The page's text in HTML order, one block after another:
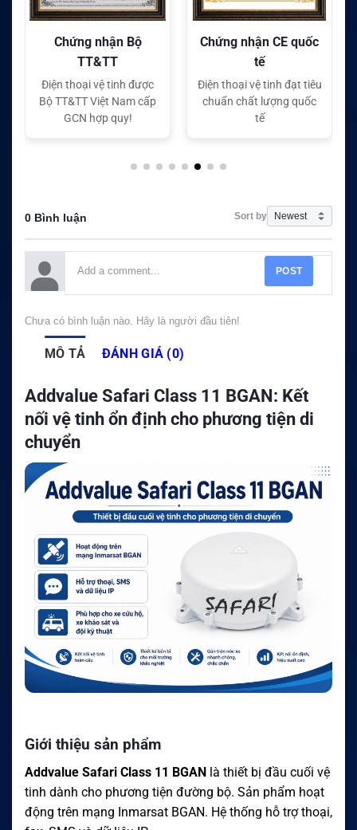
Chứng nhận CE quốc
tế
Điện thoại vệ tinh đạt tiêu
chuẩn chất lượng quốc
tế
Chứng nhận FC quốc
tế
Điện thoại vệ tinh đạt tiêu
chuẩn chất lượng quốc
tế
0 Bình luận Sort by
POST
Chưa có bình luận nào. Hãy là người đầu tiên!
MÔ TẢ ĐÁNH GIÁ (0)
Addvalue Safari Class 11 BGAN: Kết
nối vệ tinh ổn định cho phương tiện di
chuyển
Giới thiệu sản phẩm
Addvalue Safari Class 11 BGAN là thiết bị đầu cuối vệ
tinh dành cho phương tiện đường bộ. Sản phẩm hoạt
động trên mạng Inmarsat BGAN. Hệ thống hỗ trợ thoại,